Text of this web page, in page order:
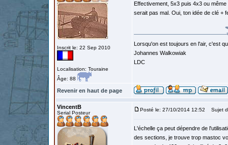
Inscrit le: 22 Sep 2010
Localisation: Touraine
Âge: 88
Effectivement, 5x3 puis 4x3 ou
serait pas mal. Oui, ton idée de clé +
Lorsqu'on est toujours en l'air, c'est
Johannes Walkowiak
LDC
Revenir en haut de page
VincentB
Serial Posteur
Posté le: 27/10/2014 12:52 Sujet
L'échelle ça peut dépendre de
des sections, je trouve trop mastoc